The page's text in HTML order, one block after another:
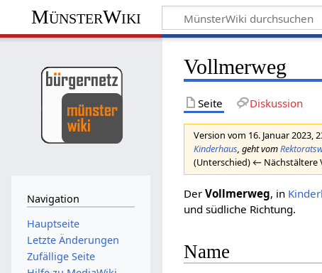
MünsterWiki
Vollmerweg
Seite Diskussion
Version vom 16. Januar 2023,
Kinderhaus, geht vom
(Unterschied) ← Nächstältere
DerVollmerweg, in
und südliche Richtung.
Name
Navigation
Hauptseite
Letzte Änderungen
Zufällige Seite